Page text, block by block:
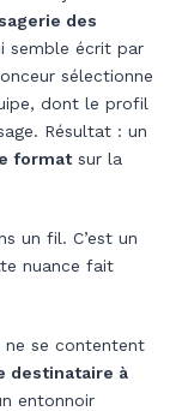
des
semble écrit par
sélectionne
dont le profil
Résultat : un
formatsur la
un fil. C’est un
nuance fait
ne se contentent
destinataire à
entonnoir